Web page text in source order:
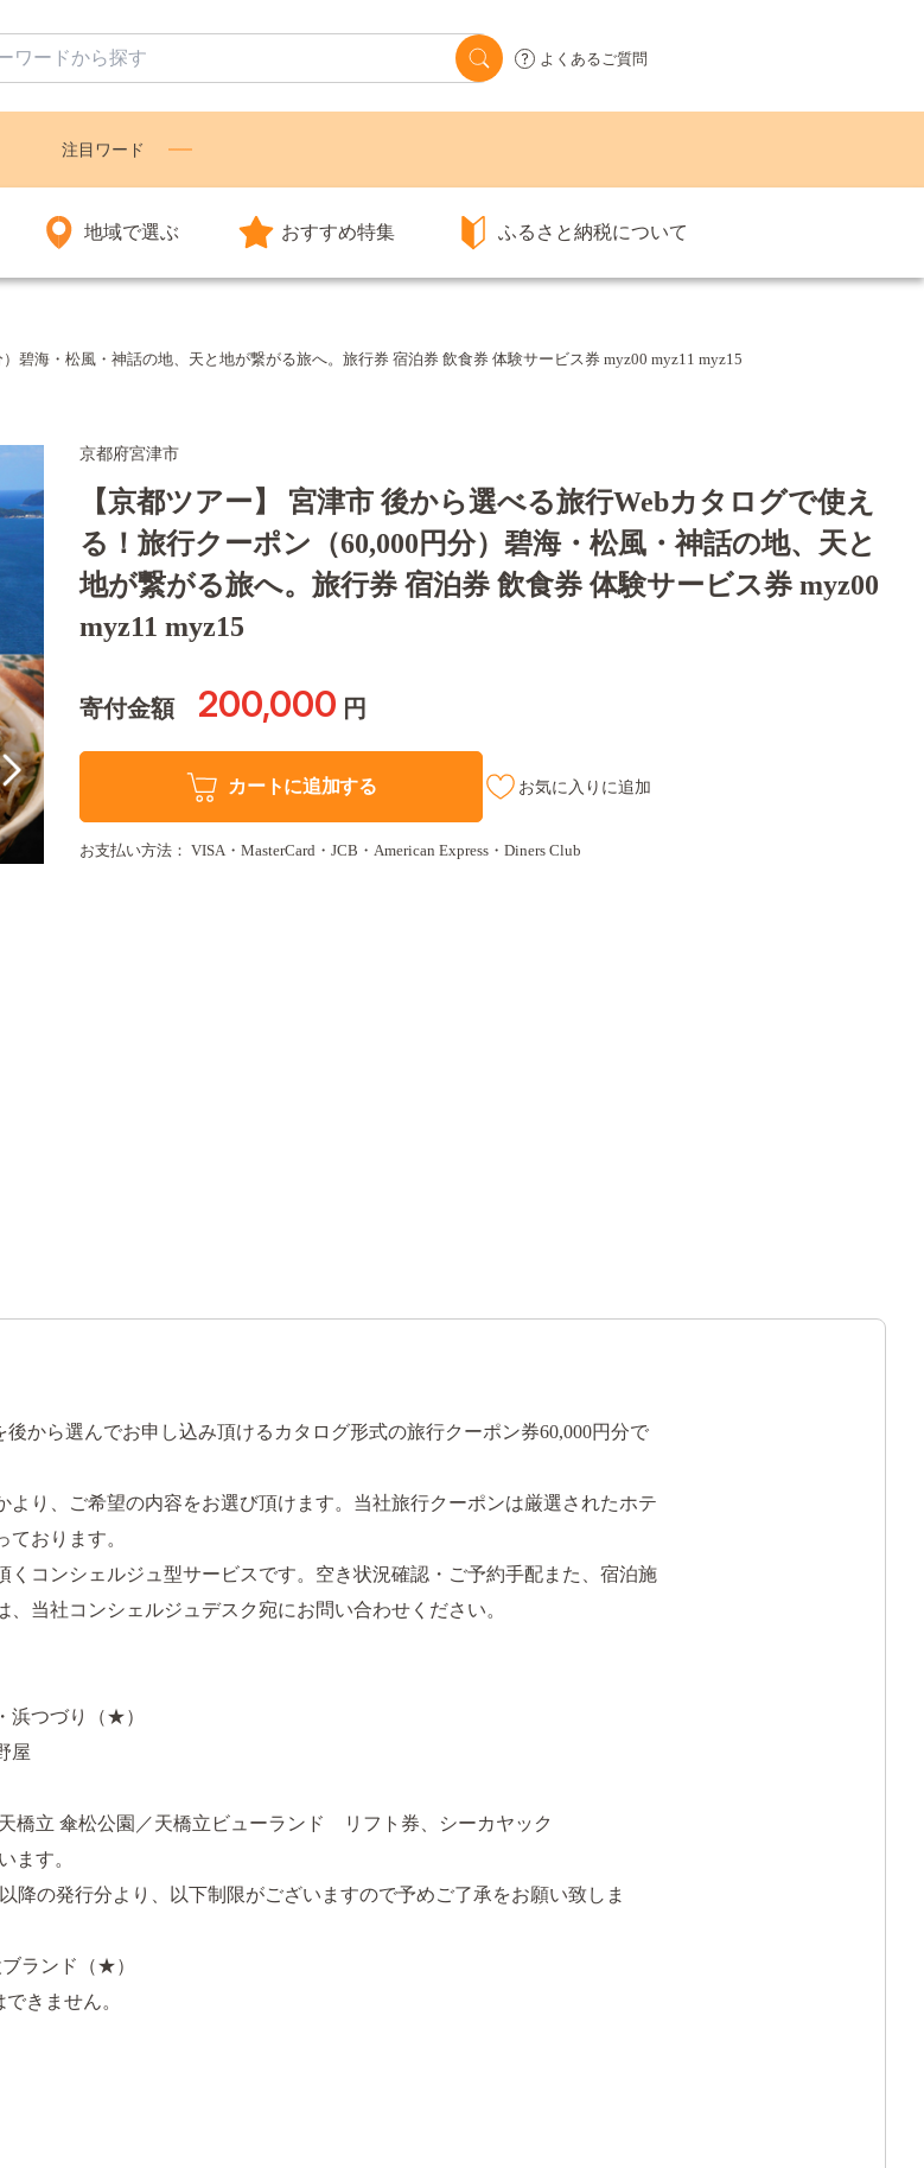
よくあるご質問
注目ワード
地域で選ぶ おすすめ特集 ふるさと納税について
碧海・松風・神話の地、天と地が繋がる旅へ。旅行券 宿泊券 飲食券 体験サービス券 myz00 myz11 myz15
京都府宮津市
【京都ツアー】 宮津市 後から選べる旅行Webカタログで使え
る！旅行クーポン（60,000円分）碧海・松風・神話の地、天と
地が繋がる旅へ。旅行券 宿泊券 飲食券 体験サービス券 myz00
myz11 myz15
寄付金額 200,000 円
カートに追加する お気に入りに追加
お支払い方法： VISA・MasterCard・JCB・American Express・Diners Club
後から選んでお申し込み頂けるカタログ形式の旅行クーポン券60,000円分で
より、ご希望の内容をお選び頂けます。当社旅行クーポンは厳選されたホテ
おります。
くコンシェルジュ型サービスです。空き状況確認・ご予約手配また、宿泊施
当社コンシェルジュデスク宛にお問い合わせください。
浜つづり（★）
屋
橋立 傘松公園／天橋立ビューランド リフト券、シーカヤック
ます。
降の発行分より、以下制限がございますので予めご了承をお願い致しま
ランド（★）
きません。